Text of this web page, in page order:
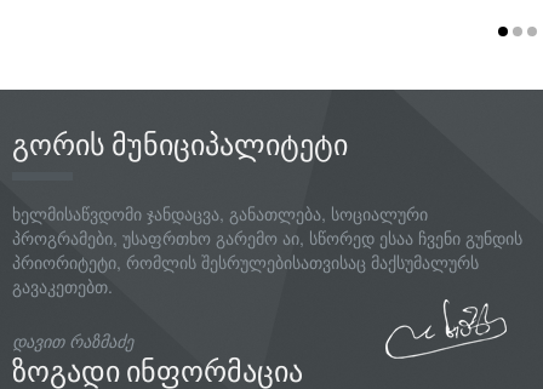
გორის მუნიციპალიტეტი
ხელმისაწვდომი ჯანდაცვა, განათლება, სოციალური
პროგრამები, უსაფრთხო გარემო აი, სწორედ ესაა ჩვენი გუნდის
პრიორიტეტი, რომლის შესრულებისათვისაც მაქსუმალურს
გავაკეთებთ.
დავით რაზმაძე
ზოგადი ინფორმაცია